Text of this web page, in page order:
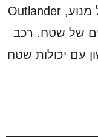
הנעה כפולה ואפשרויות שונות של מנוע, Outlander
של שטח. רכב
עם יכולות שטח